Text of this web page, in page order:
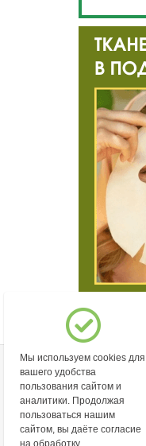
Моя учетная запись
Информация
Мы используем cookies для
вашего удобства
пользования сайтом и
аналитики. Продолжая
пользоваться нашим
сайтом, вы даёте согласие
на обработку